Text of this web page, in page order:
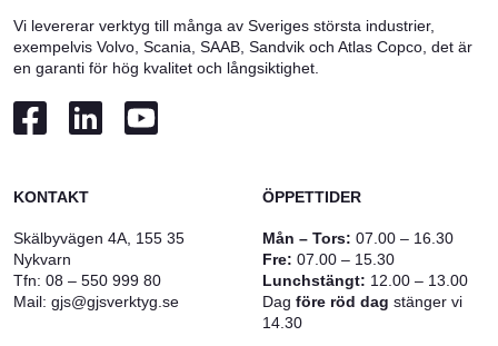
Vi levererar verktyg till många av Sveriges största industrier,
exempelvis Volvo, Scania, SAAB, Sandvik och Atlas Copco, det är
en garanti för hög kvalitet och långsiktighet.
KONTAKT
Skälbyvägen 4A, 155 35
Nykvarn
Tfn: 08 – 550 999 80
Mail: gjs@gjsverktyg.se
ÖPPETTIDER
Mån – Tors: 07.00 – 16.30
Fre: 07.00 – 15.30
Lunchstängt: 12.00 – 13.00
Dag före röd dag stänger vi
14.30